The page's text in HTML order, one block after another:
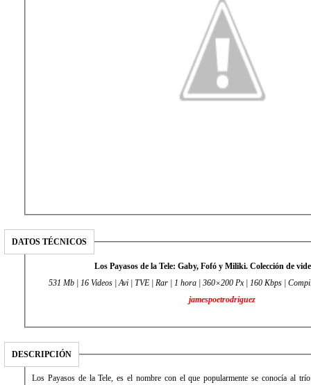
DATOS TÉCNICOS
Los Payasos de la Tele: Gaby, Fofó y Miliki. Colección de
531 Mb | 16 Videos | Avi | TVE | Rar | 1 hora | 360×200 Px | 160 Kbps |
jamespoetrodriguez
DESCRIPCIÓN
Los Payasos de la Tele, es el nombre con el que popularmente se conocía al